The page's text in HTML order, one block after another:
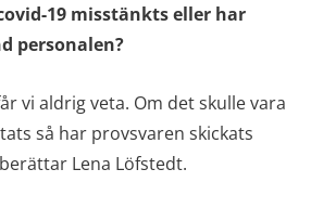
19 misstänkts eller har
personalen?
vi aldrig veta. Om det skulle vara
så har provsvaren skickats
Lena Löfstedt.